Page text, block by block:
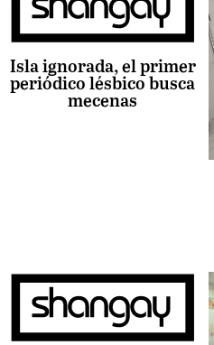
Isla ignorada, el primer
periódico lésbico busca
mecenas